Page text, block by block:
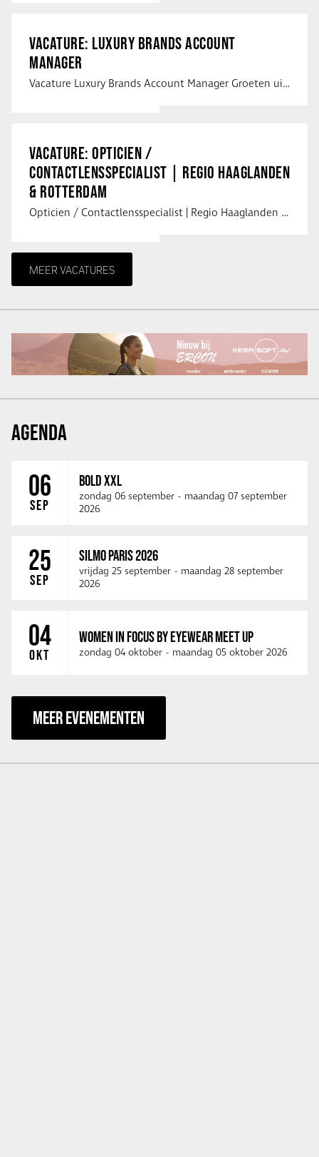
VACATURE: LUXURY BRANDS ACCOUNT
MANAGER
Vacature Luxury Brands Account Manager Groeten uit Spanje! Vanaf mijn …
VACATURE: OPTICIEN /
CONTACTLENSSPECIALIST | REGIO HAAGLANDEN
& ROTTERDAM
Opticien / Contactlensspecialist | Regio Haaglanden & Rotterdam Saludos uit …
MEER VACATURES
AGENDA
06
SEP
BOLD XXL
zondag 06 september - maandag 07 september
2026
25
SEP
SILMO PARIS 2026
vrijdag 25 september - maandag 28 september
2026
04
OKT
WOMEN IN FOCUS BY EYEWEAR MEET UP
zondag 04 oktober - maandag 05 oktober 2026
MEER EVENEMENTEN